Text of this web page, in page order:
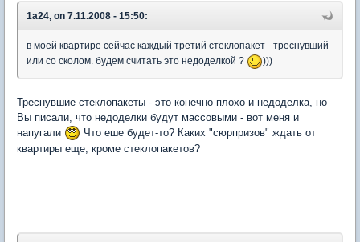
1a24, on 7.11.2008 - 15:50:
в моей квартире сейчас каждый третий стеклопакет - треснувший
или со сколом. будем считать это недоделкой ?
)))
Треснувшие стеклопакеты - это конечно плохо и недоделка, но
Вы писали, что недоделки будут массовыми - вот меня и
напугали
Что еше будет-то? Каких "сюрпризов" ждать от
квартиры еще, кроме стеклопакетов?